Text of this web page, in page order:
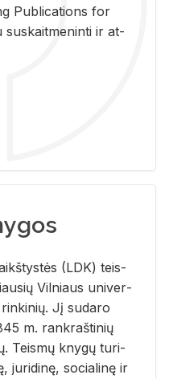
Pub­li­ca­tions for
su­skait­me­nin­ti ir at­
(LDK) teis­
Vil­niaus uni­ver­
Jį su­da­ro
m. rank­raš­ti­nių
Teis­mų kny­gų tu­ri­
ju­ri­di­nę, so­cia­li­nę ir